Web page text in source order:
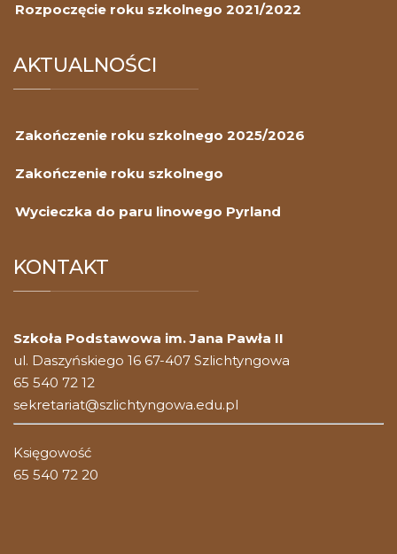
Rozpoczęcie roku szkolnego 2021/2022
AKTUALNOŚCI
Zakończenie roku szkolnego 2025/2026
Zakończenie roku szkolnego
Wycieczka do paru linowego Pyrland
KONTAKT
Szkoła Podstawowa im. Jana Pawła II
ul. Daszyńskiego 16 67-407 Szlichtyngowa
65 540 72 12
sekretariat@szlichtyngowa.edu.pl
Księgowość
65 540 72 20